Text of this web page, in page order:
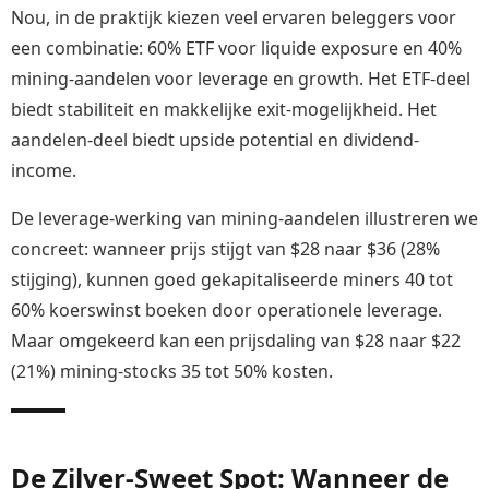
Nou, in de praktijk kiezen veel ervaren beleggers voor
een combinatie: 60% ETF voor liquide exposure en 40%
mining-aandelen voor leverage en growth. Het ETF-deel
biedt stabiliteit en makkelijke exit-mogelijkheid. Het
aandelen-deel biedt upside potential en dividend-
income.
De leverage-werking van mining-aandelen illustreren we
concreet: wanneer prijs stijgt van $28 naar $36 (28%
stijging), kunnen goed gekapitaliseerde miners 40 tot
60% koerswinst boeken door operationele leverage.
Maar omgekeerd kan een prijsdaling van $28 naar $22
(21%) mining-stocks 35 tot 50% kosten.
De Zilver-Sweet Spot: Wanneer de